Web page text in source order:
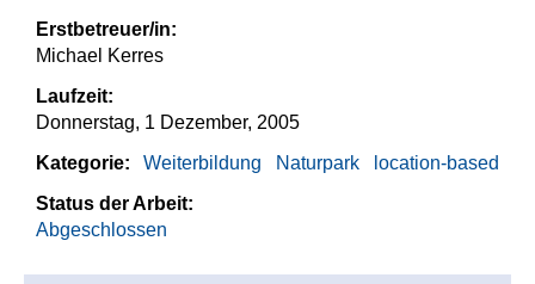
Erstbetreuer/in:
Michael Kerres
Laufzeit:
Donnerstag, 1 Dezember, 2005
Kategorie:
location-based
Naturpark
Weiterbildung
Status der Arbeit:
Abgeschlossen